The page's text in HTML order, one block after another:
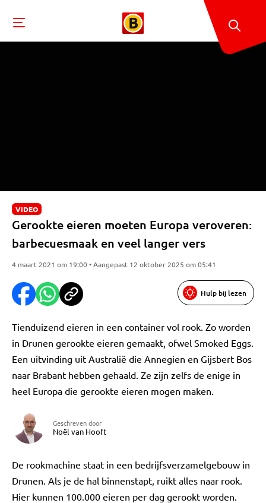
VIDEO
Gerookte eieren moeten Europa veroveren:
barbecuesmaak en veel langer vers
4 maart 2021 om 19:00 • Aangepast 12 oktober 2025 om 05:41
Hulp bij lezen
Tienduizend eieren in een container vol rook. Zo worden
in Drunen gerookte eieren gemaakt, ofwel Smoked Eggs.
Een uitvinding uit Australië die Annegien en Gijsbert Bos
naar Brabant hebben gehaald. Ze zijn zelfs de enige in
heel Europa die gerookte eieren mogen maken.
Geschreven door
Noël van Hooft
De rookmachine staat in een bedrijfsverzamelgebouw in
Drunen. Als je de hal binnenstapt, ruikt alles naar rook.
Hier kunnen 100.000 eieren per dag gerookt worden.